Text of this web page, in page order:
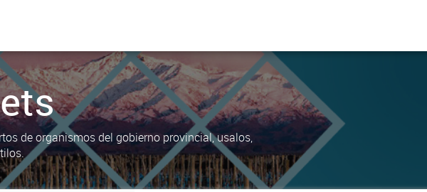
de organismos del gobierno provincial, usalos,